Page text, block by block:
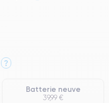
un grade Premium.
?
Batterie neuve
39,99 €